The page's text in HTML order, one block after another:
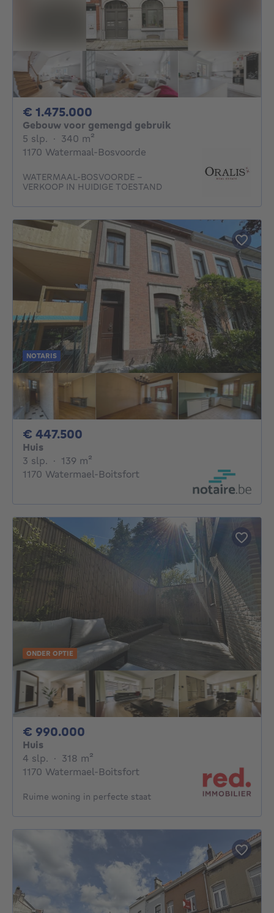
€ 1.475.000
Gebouw voor gemengd gebruik
5 slp. 5 slaapkamers
· 340 m²
1170 Watermaal-Bosvoorde
WATERMAAL-BOSVOORDE –
VERKOOP IN HUIDIGE TOESTAND
NOTARIS
€ 447.500
Huis
3 slp. 3 slaapkamers
· 139 m²
1170 Watermael-Boitsfort
ONDER OPTIE
€ 990.000
Huis
4 slp. 4 slaapkamers
· 318 m²
1170 Watermael-Boitsfort
Ruime woning in perfecte staat